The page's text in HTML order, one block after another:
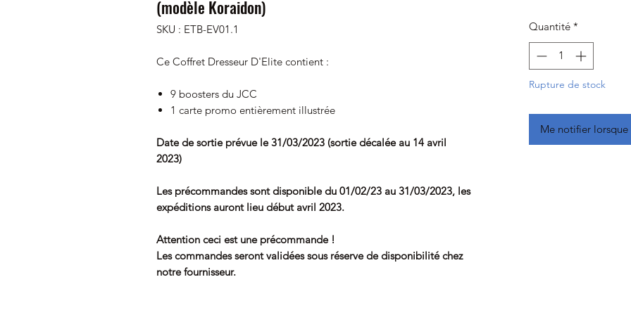
(modèle Koraidon)
SKU : ETB-EV01.1
Ce Coffret Dresseur D'Elite contient :
9 boosters du JCC
1 carte promo entièrement illustrée
Date de sortie prévue le 31/03/2023 (sortie décalée au 14 avril
2023)
Les précommandes sont disponible du 01/02/23 au 31/03/2023, les
expéditions auront lieu début avril 2023.
Attention ceci est une précommande !
Les commandes seront validées sous réserve de disponibilité chez
notre fournisseur.
Quantité *
Rupture de stock
Me notifier